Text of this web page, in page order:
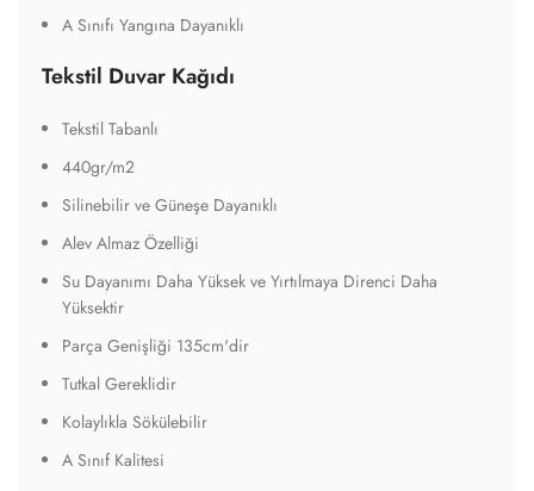
A Sınıfı Yangına Dayanıklı
Tekstil Duvar Kağıdı
Tekstil Tabanlı
440gr/m2
Silinebilir ve Güneşe Dayanıklı
Alev Almaz Özelliği
Su Dayanımı Daha Yüksek ve Yırtılmaya Direnci Daha
Yüksektir
Parça Genişliği 135cm'dir
Tutkal Gereklidir
Kolaylıkla Sökülebilir
A Sınıf Kalitesi